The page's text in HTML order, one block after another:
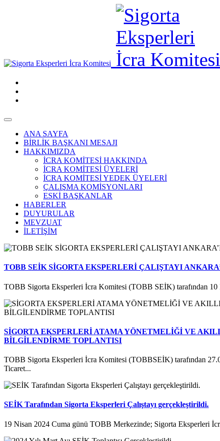
ANA SAYFA
BİRLİK BAŞKANI MESAJI
HAKKIMIZDA
İCRA KOMİTESİ HAKKINDA
İCRA KOMİTESİ ÜYELERİ
İCRA KOMİTESİ YEDEK ÜYELERİ
ÇALIŞMA KOMİSYONLARI
ESKİ BAŞKANLAR
HABERLER
DUYURULAR
MEVZUAT
İLETİŞİM
TOBB SEİK SİGORTA EKSPERLERİ ÇALIŞTAYI
TOBB Sigorta Eksperleri İcra Komitesi (TOBB SEİK) tarafından 10
SİGORTA EKSPERLERİ ATAMA YÖNETMELİĞİ VE
BİLGİLENDİRME TOPLANTISI
TOBB Sigorta Eksperleri İcra Komitesi (TOBBSEİK) tarafından
Ticaret...
SEİK Tarafından Sigorta Eksperleri Çalıştayı gerçekleştirildi.
19 Nisan 2024 Cuma günü TOBB Merkezinde; Sigorta Eksperleri